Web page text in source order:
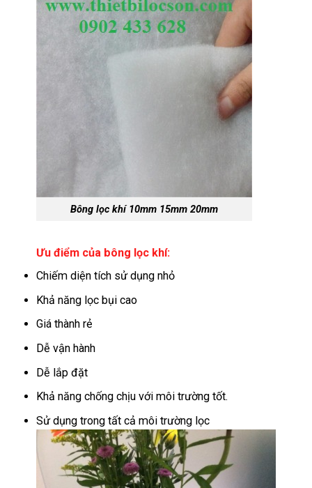
Bông lọc khí 10mm 15mm 20mm
Ưu điểm của bông lọc khí:
Chiếm diện tích sử dụng nhỏ
Khả năng lọc bụi cao
Giá thành rẻ
Dễ vận hành
Dễ lắp đặt
Khả năng chống chịu với môi trường tốt.
Sử dụng trong tất cả môi trường lọc